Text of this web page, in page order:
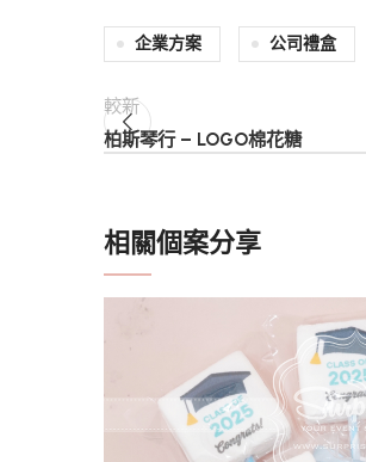
企業方案 公司禮盒
較新
柏斯琴行 – LOGO棉花糖
相關個案分享